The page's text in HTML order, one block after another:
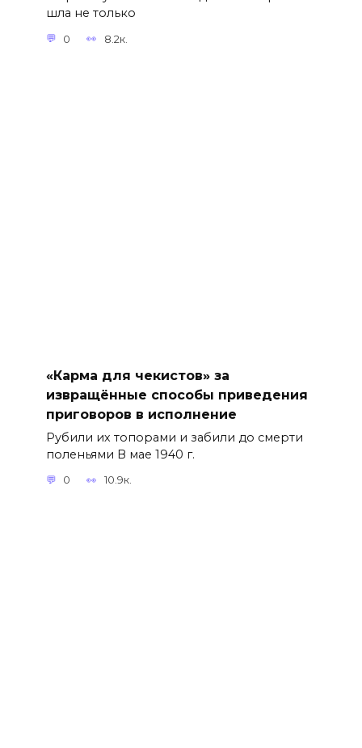
шла не только
0 8.2к.
«Карма для чекистов» за
извращённые способы приведения
приговоров в исполнение
Рубили их топорами и забили до смерти
поленьями В мае 1940 г.
0 10.9к.